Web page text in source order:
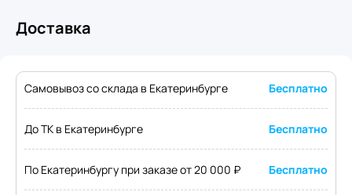
Доставка
Самовывоз со склада в Екатеринбурге Бесплатно
До ТК в Екатеринбурге Бесплатно
По Екатеринбургу при заказе от 20 000 ₽ Бесплатно